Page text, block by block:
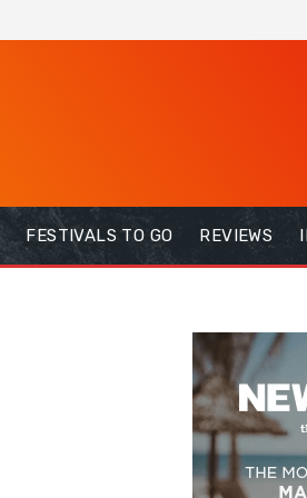
FESTIVALS TO GO REVIEWS